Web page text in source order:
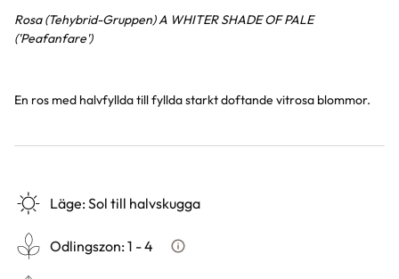
Rosa (Tehybrid-Gruppen) A WHITER SHADE OF PALE
('Peafanfare')
En ros med halvfyllda till fyllda starkt doftande vitrosa blommor.
Läge:Sol till halvskugga
Odlingszon:1 - 4 Vad är odlingszon?